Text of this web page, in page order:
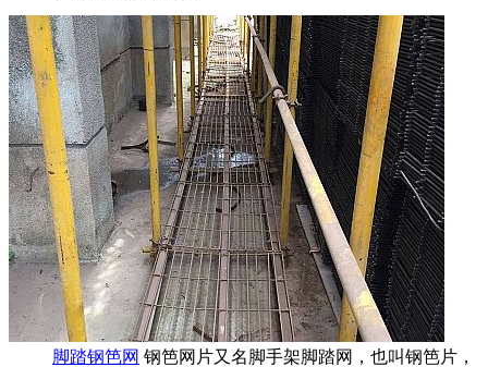
脚踏钢笆网 钢笆网片又名脚手架脚踏网，也叫钢笆片，